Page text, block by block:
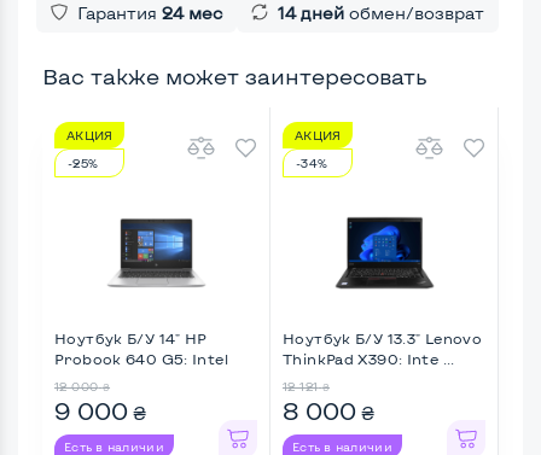
Гарантия 24 мес 14 дней обмен/возврат
Вас также может заинтересовать
АКЦИЯ
-25%
Ноутбук Б/У 14" HP
Probook 640 G5: Intel
12 000 ₴
9 000 ₴
Есть в наличии
АКЦИЯ
-34%
Ноутбук Б/У 13.3" Lenovo
ThinkPad X390: Inte ...
12 121 ₴
8 000 ₴
Есть в наличии